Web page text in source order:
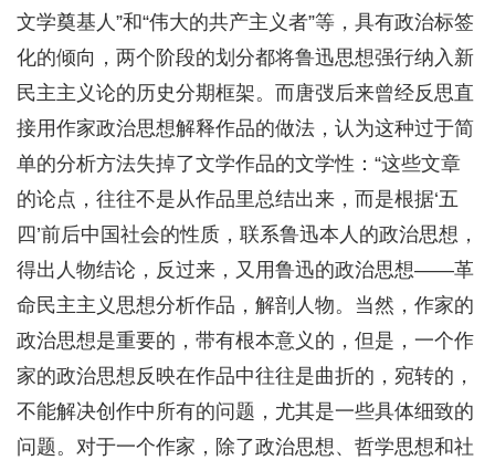
文学奠基人”和“伟大的共产主义者”等，具有政治标签
化的倾向，两个阶段的划分都将鲁迅思想强行纳入新
民主主义论的历史分期框架。而唐弢后来曾经反思直
接用作家政治思想解释作品的做法，认为这种过于简
单的分析方法失掉了文学作品的文学性：“这些文章
的论点，往往不是从作品里总结出来，而是根据‘五
四’前后中国社会的性质，联系鲁迅本人的政治思想，
得出人物结论，反过来，又用鲁迅的政治思想——革
命民主主义思想分析作品，解剖人物。当然，作家的
政治思想是重要的，带有根本意义的，但是，一个作
家的政治思想反映在作品中往往是曲折的，宛转的，
不能解决创作中所有的问题，尤其是一些具体细致的
问题。对于一个作家，除了政治思想、哲学思想和社